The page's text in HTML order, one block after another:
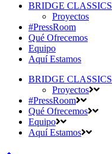
BRIDGE CLASSICS
Proyectos
#PressRoom
Qué Ofrecemos
Equipo
Aquí Estamos
BRIDGE CLASSICS
Proyectos
#PressRoom
Qué Ofrecemos
Equipo
Aquí Estamos